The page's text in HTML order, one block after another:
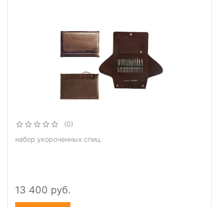
(0)
набор укороченных спиц.
13 400 руб.